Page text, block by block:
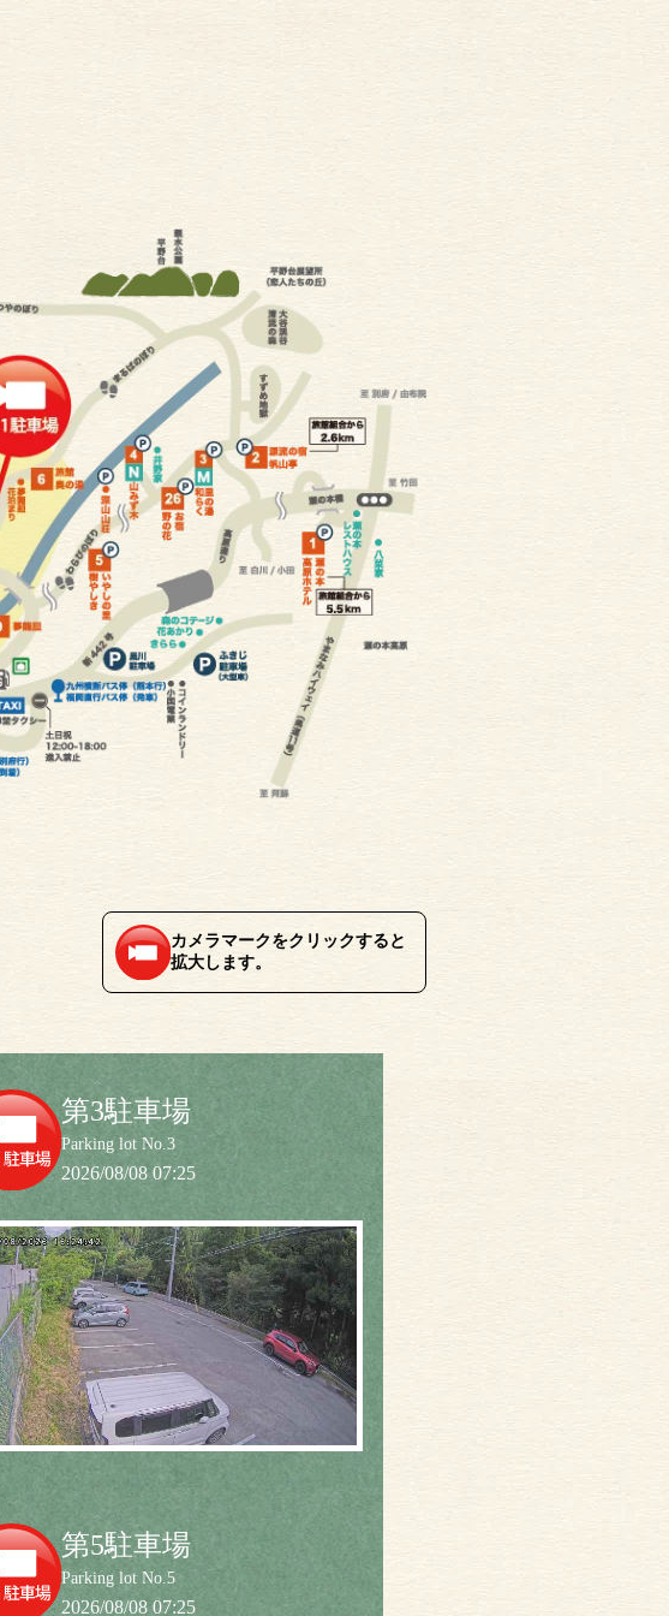
カメラマークをクリックすると
拡大します。
第3駐車場
Parking lot No.3
2026/08/08 07:25
第5駐車場
Parking lot No.5
2026/08/08 07:25